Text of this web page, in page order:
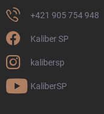
+421 905 754 948
Kaliber SP
kalibersp
KaliberSP